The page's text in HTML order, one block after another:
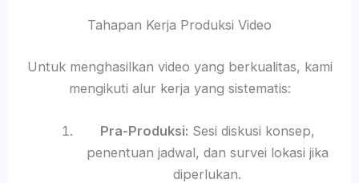
Tahapan Kerja Produksi Video
Untuk menghasilkan video yang berkualitas, kami
mengikuti alur kerja yang sistematis:
Pra-Produksi: Sesi diskusi konsep,
penentuan jadwal, dan survei lokasi jika
diperlukan.